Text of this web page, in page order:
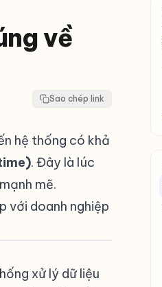
về
Sao chép link
hệ thống có khả
. Đây là lúc
mẽ.
với doanh nghiệp
xử lý dữ liệu